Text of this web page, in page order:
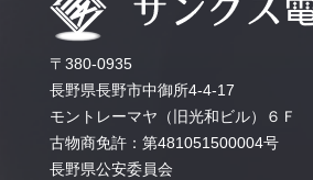
〒380-0935
長野県長野市中御所4-4-17
モントレーマヤ（旧光和ビル）６Ｆ
古物商免許：第481051500004号
長野県公安委員会